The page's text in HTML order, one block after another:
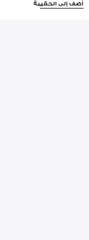
أضف إلى الحقيبة